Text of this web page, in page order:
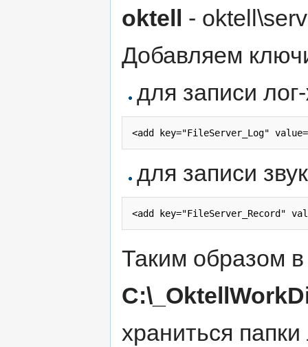
oktell -
Добавляем
для записи
для записи
Таким образом в
храниться